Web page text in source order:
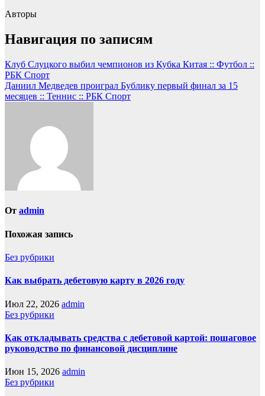
Авторы
Навигация по записям
Клуб Слуцкого выбил чемпионов из Кубка Китая :: Футбол ::
РБК Спорт
Даниил Медведев проиграл Бублику первый финал за 15
месяцев :: Теннис :: РБК Спорт
От admin
Похожая запись
Без рубрики
Как выбрать дебетовую карту в 2026 году
Июл 22, 2026 admin
Без рубрики
Как откладывать средства с дебетовой картой: пошаговое
руководство по финансовой дисциплине
Июн 15, 2026 admin
Без рубрики